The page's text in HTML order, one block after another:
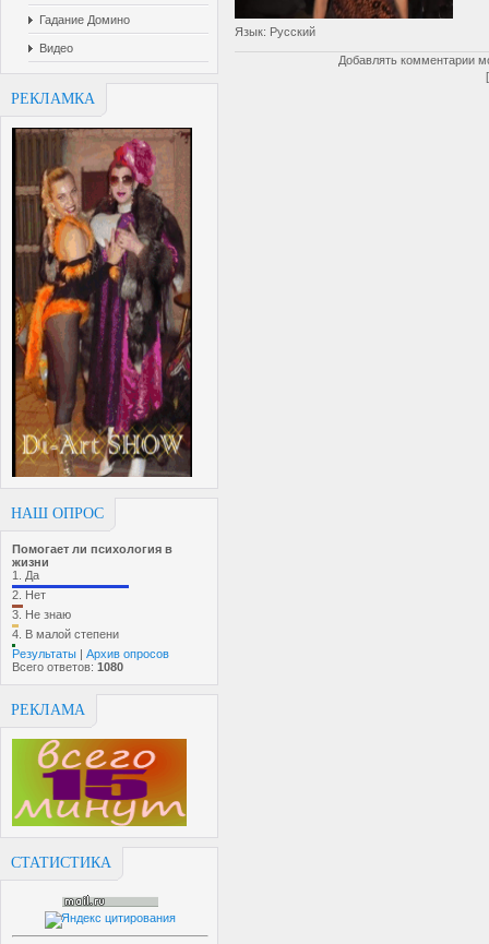
Гадание Домино
Видео
РЕКЛАМКА
НАШ ОПРОС
Помогает ли психология в
жизни
1. Да
2. Нет
3. Не знаю
4. В малой степени
Результаты | Архив опросов
Всего ответов: 1080
РЕКЛАМА
СТАТИСТИКА
Язык: Русский
Добавлять комментарии